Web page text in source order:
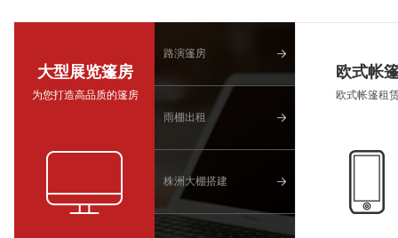
大型展览篷房
为您打造高品质的篷房
路演篷房
雨棚出租
株洲大棚搭建
欧式帐
欧式帐篷租